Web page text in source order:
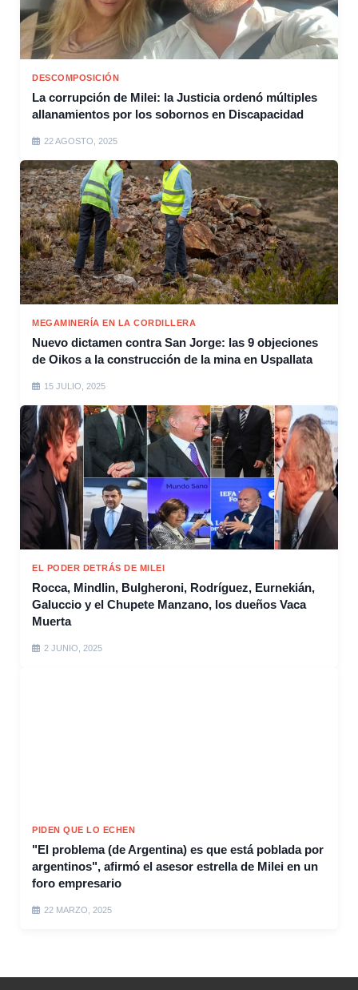
DESCOMPOSICIÓN
La corrupción de Milei: la Justicia ordenó múltiples
allanamientos por los sobornos en Discapacidad
22 AGOSTO, 2025
MEGAMINERÍA EN LA CORDILLERA
Nuevo dictamen contra San Jorge: las 9 objeciones
de Oikos a la construcción de la mina en Uspallata
15 JULIO, 2025
EL PODER DETRÁS DE MILEI
Rocca, Mindlin, Bulgheroni, Rodríguez, Eurnekián,
Galuccio y el Chupete Manzano, los dueños Vaca
Muerta
2 JUNIO, 2025
PIDEN QUE LO ECHEN
"El problema (de Argentina) es que está poblada por
argentinos", afirmó el asesor estrella de Milei en un
foro empresario
22 MARZO, 2025